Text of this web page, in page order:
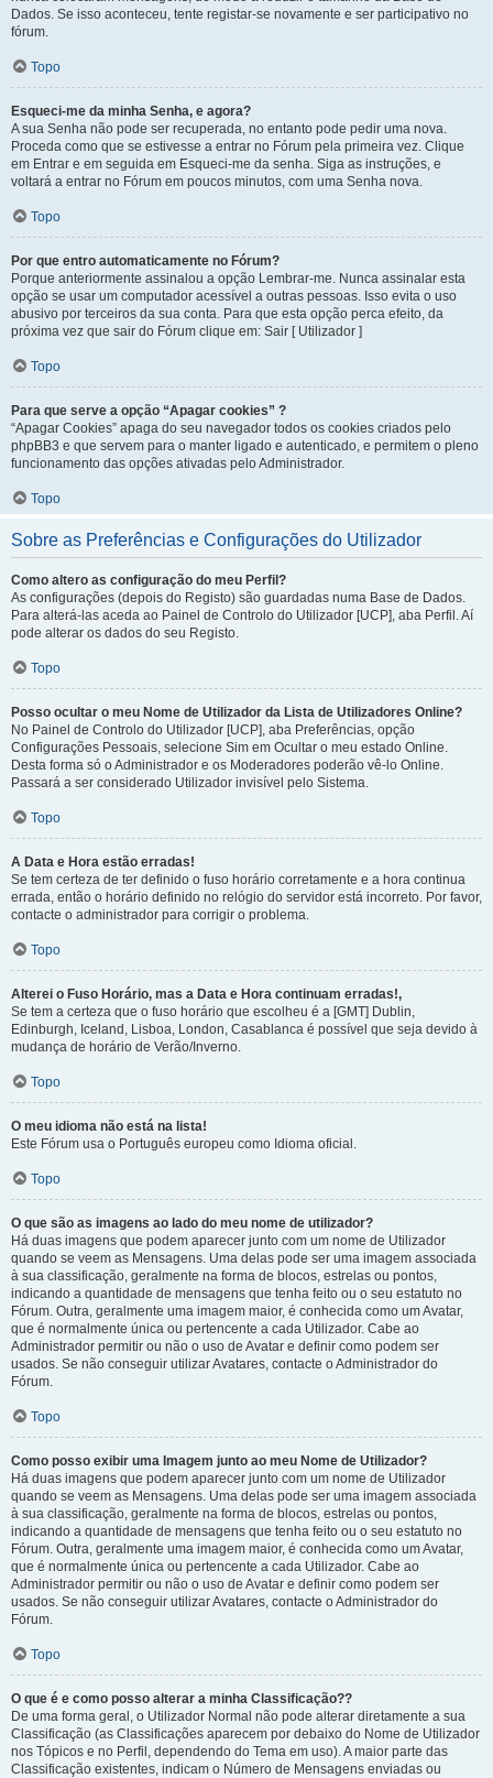
Dados. Se isso aconteceu, tente registar-se novamente e ser participativo no
fórum.
Topo
Esqueci-me da minha Senha, e agora?
A sua Senha não pode ser recuperada, no entanto pode pedir uma nova.
Proceda como que se estivesse a entrar no Fórum pela primeira vez. Clique
em Entrar e em seguida em Esqueci-me da senha. Siga as instruções, e
voltará a entrar no Fórum em poucos minutos, com uma Senha nova.
Topo
Por que entro automaticamente no Fórum?
Porque anteriormente assinalou a opção Lembrar-me. Nunca assinalar esta
opção se usar um computador acessível a outras pessoas. Isso evita o uso
abusivo por terceiros da sua conta. Para que esta opção perca efeito, da
próxima vez que sair do Fórum clique em: Sair [ Utilizador ]
Topo
Para que serve a opção “Apagar cookies” ?
“Apagar Cookies” apaga do seu navegador todos os cookies criados pelo
phpBB3 e que servem para o manter ligado e autenticado, e permitem o pleno
funcionamento das opções ativadas pelo Administrador.
Topo
Sobre as Preferências e Configurações do Utilizador
Como altero as configuração do meu Perfil?
As configurações (depois do Registo) são guardadas numa Base de Dados.
Para alterá-las aceda ao Painel de Controlo do Utilizador [UCP], aba Perfil. Aí
pode alterar os dados do seu Registo.
Topo
Posso ocultar o meu Nome de Utilizador da Lista de Utilizadores Online?
No Painel de Controlo do Utilizador [UCP], aba Preferências, opção
Configurações Pessoais, selecione Sim em Ocultar o meu estado Online.
Desta forma só o Administrador e os Moderadores poderão vê-lo Online.
Passará a ser considerado Utilizador invisível pelo Sistema.
Topo
A Data e Hora estão erradas!
Se tem certeza de ter definido o fuso horário corretamente e a hora continua
errada, então o horário definido no relógio do servidor está incorreto. Por favor,
contacte o administrador para corrigir o problema.
Topo
Alterei o Fuso Horário, mas a Data e Hora continuam erradas!,
Se tem a certeza que o fuso horário que escolheu é a [GMT] Dublin,
Edinburgh, Iceland, Lisboa, London, Casablanca é possível que seja devido à
mudança de horário de Verão/Inverno.
Topo
O meu idioma não está na lista!
Este Fórum usa o Português europeu como Idioma oficial.
Topo
O que são as imagens ao lado do meu nome de utilizador?
Há duas imagens que podem aparecer junto com um nome de Utilizador
quando se veem as Mensagens. Uma delas pode ser uma imagem associada
à sua classificação, geralmente na forma de blocos, estrelas ou pontos,
indicando a quantidade de mensagens que tenha feito ou o seu estatuto no
Fórum. Outra, geralmente uma imagem maior, é conhecida como um Avatar,
que é normalmente única ou pertencente a cada Utilizador. Cabe ao
Administrador permitir ou não o uso de Avatar e definir como podem ser
usados. Se não conseguir utilizar Avatares, contacte o Administrador do
Fórum.
Topo
Como posso exibir uma Imagem junto ao meu Nome de Utilizador?
Há duas imagens que podem aparecer junto com um nome de Utilizador
quando se veem as Mensagens. Uma delas pode ser uma imagem associada
à sua classificação, geralmente na forma de blocos, estrelas ou pontos,
indicando a quantidade de mensagens que tenha feito ou o seu estatuto no
Fórum. Outra, geralmente uma imagem maior, é conhecida como um Avatar,
que é normalmente única ou pertencente a cada Utilizador. Cabe ao
Administrador permitir ou não o uso de Avatar e definir como podem ser
usados. Se não conseguir utilizar Avatares, contacte o Administrador do
Fórum.
Topo
O que é e como posso alterar a minha Classificação??
De uma forma geral, o Utilizador Normal não pode alterar diretamente a sua
Classificação (as Classificações aparecem por debaixo do Nome de Utilizador
nos Tópicos e no Perfil, dependendo do Tema em uso). A maior parte das
Classificação existentes, indicam o Número de Mensagens enviadas ou